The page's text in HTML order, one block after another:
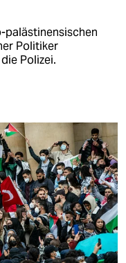
palästinensischen
Politiker
Polizei.